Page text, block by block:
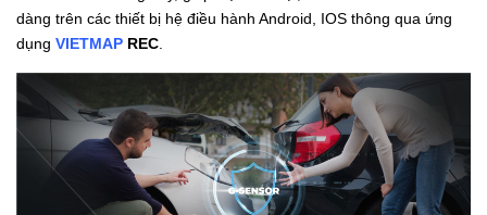
dàng trên các thiết bị hệ điều hành Android, IOS thông qua ứng
dụng VIETMAP REC